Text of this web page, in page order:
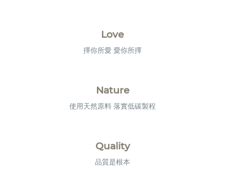
Love
擇你所愛 愛你所擇
Nature
使用天然原料 落實低碳製程
Quality
品質是根本